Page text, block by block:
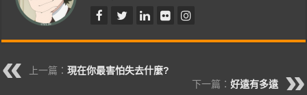
上一篇：現在你最害怕失去什麼?
下一篇： 好遠有多遠